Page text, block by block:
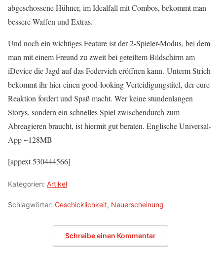
abgeschossene Hühner, im Idealfall mit Combos, bekommt man
bessere Waffen und Extras.
Und noch ein wichtiges Feature ist der 2-Spieler-Modus, bei dem
man mit einem Freund zu zweit bei geteiltem Bildschirm am
iDevice die Jagd auf das Federvieh eröffnen kann. Unterm Strich
bekommt ihr hier einen good-looking Verteidigungstitel, der eure
Reaktion fordert und Spaß macht. Wer keine stundenlangen
Storys, sondern ein schnelles Spiel zwischendurch zum
Abreagieren braucht, ist hiermit gut beraten. Englische Universal-
App ~128MB
[appext 530444566]
Kategorien: Artikel
Schlagwörter: Geschicklichkeit, Neuerscheinung
Schreibe einen Kommentar